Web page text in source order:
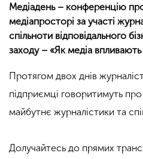
Медіадень – конференцію про
медіапросторі за участі
спільноти відповідального
заходу – «Як медіа
Протягом двох днів
підприємці говоритимуть про
майбутнє журналістики та
Долучайтесь до прямих